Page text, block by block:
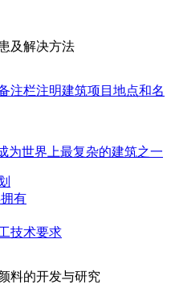
及解决方法
注栏注明建筑项目地点和名
为世界上最复杂的建筑之一
有
技术要求
料的开发与研究